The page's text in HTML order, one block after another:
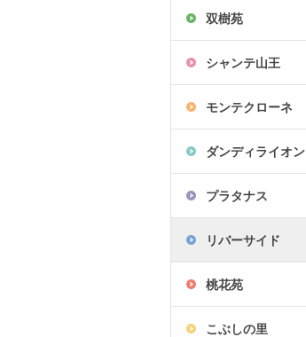
双樹苑
シャンテ山王
モンテクローネ
ダンディライオン
プラタナス
リバーサイド
桃花苑
こぶしの里